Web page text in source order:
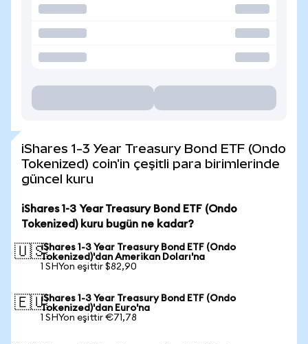
iShares 1-3 Year Treasury Bond ETF (Ondo
Tokenized) coin'in çeşitli para birimlerinde
güncel kuru
iShares 1-3 Year Treasury Bond ETF (Ondo
Tokenized) kuru bugün ne kadar?
🇺🇸iShares 1-3 Year Treasury Bond ETF (Ondo
Tokenized)'dan Amerikan Doları'na
1 SHYon eşittir $82,90
🇪🇺iShares 1-3 Year Treasury Bond ETF (Ondo
Tokenized)'dan Euro'na
1 SHYon eşittir €71,78